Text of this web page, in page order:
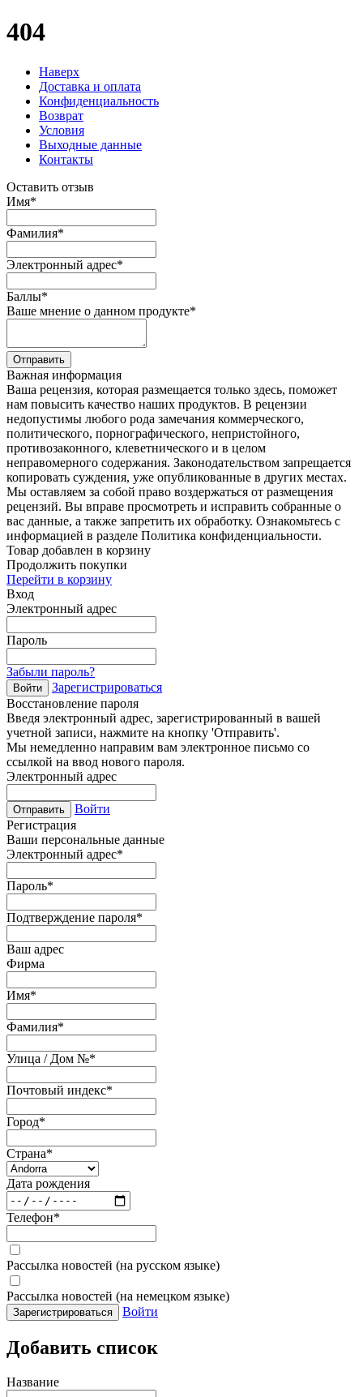
404
Наверх
Доставка и оплата
Конфиденциальность
Возврат
Условия
Выходные данные
Контакты
Оставить отзыв
Имя*
Фамилия*
Электронный адрес*
Баллы*
Ваше мнение о данном продукте*
Отправить
Важная информация
Ваша рецензия, которая размещается только здесь, поможет
нам повысить качество наших продуктов. В рецензии
недопустимы любого рода замечания коммерческого,
политического, порнографического, непристойного,
противозаконного, клеветнического и в целом
неправомерного содержания. Законодательством запрещается
копировать суждения, уже опубликованные в других местах.
Мы оставляем за собой право воздержаться от размещения
рецензий. Вы вправе просмотреть и исправить собранные о
вас данные, а также запретить их обработку. Ознакомьтесь с
информацией в разделе Политика конфиденциальности.
Товар добавлен в корзину
Продолжить покупки
Перейти в корзину
Вход
Электронный адрес
Пароль
Забыли пароль?
Войти
Зарегистрироваться
Восстановление пароля
Введя электронный адрес, зарегистрированный в вашей
учетной записи, нажмите на кнопку 'Отправить'.
Мы немедленно направим вам электронное письмо со
ссылкой на ввод нового пароля.
Электронный адрес
Отправить
Войти
Регистрация
Ваши персональные данные
Электронный адрес*
Пароль*
Подтверждение пароля*
Ваш адрес
Фирма
Имя*
Фамилия*
Улица / Дом №*
Почтовый индекс*
Город*
Страна*
Дата рождения
Телефон*
Рассылка новостей (на русском языке)
Рассылка новостей (на немецком языке)
Зарегистрироваться Войти
Добавить список
Название